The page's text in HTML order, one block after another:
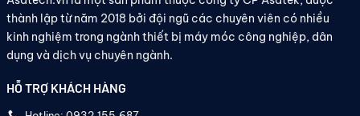
thành lập từ năm 2018 bởi đội ngũ các chuyên viên có nhiều
kinh nghiệm trong ngành thiết bị máy móc công nghiệp, dân
dụng và dịch vụ chuyên ngành.
HỖ TRỢ KHÁCH HÀNG